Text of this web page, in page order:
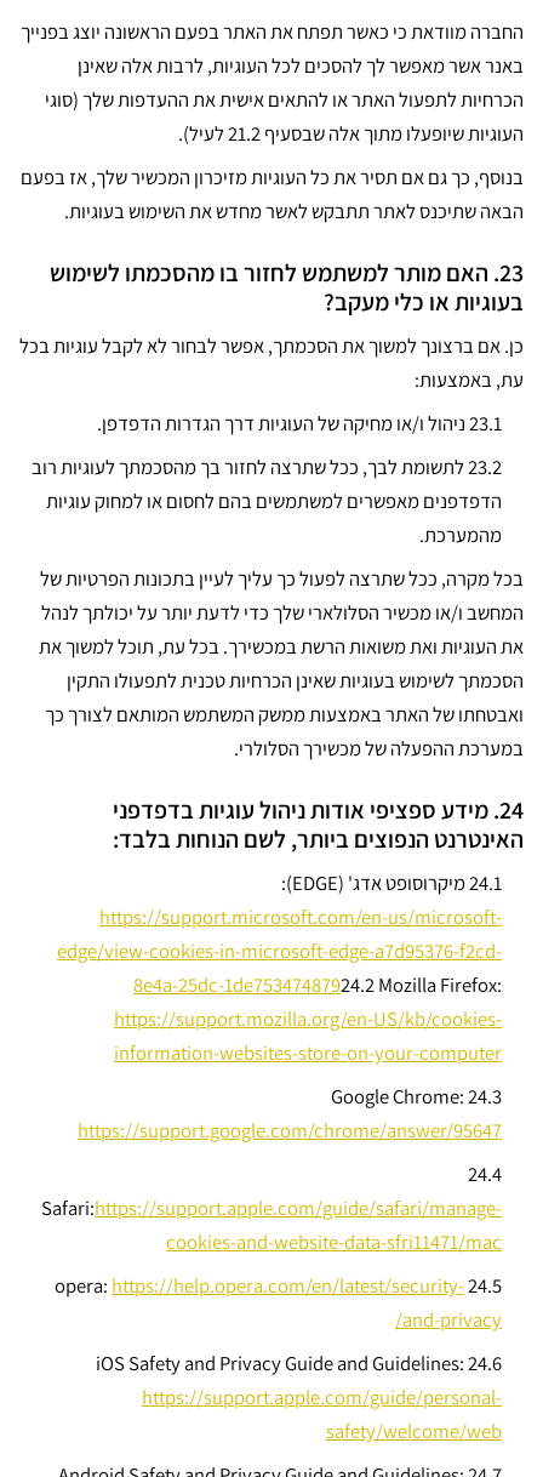
החברה מוודאת כי כאשר תפתח את האתר בפעם הראשונה יוצג בפנייך
באנר אשר מאפשר לך להסכים לכל העוגיות, לרבות אלה שאינן
הכרחיות לתפעול האתר או להתאים אישית את ההעדפות שלך (סוגי
העוגיות שיופעלו מתוך אלה שבסעיף 21.2 לעיל).
בנוסף, כך גם אם תסיר את כל העוגיות מזיכרון המכשיר שלך, אז בפעם
הבאה שתיכנס לאתר תתבקש לאשר מחדש את השימוש בעוגיות.
23. האם מותר למשתמש לחזור בו מהסכמתו לשימוש
בעוגיות או כלי מעקב?
כן. אם ברצונך למשוך את הסכמתך, אפשר לבחור לא לקבל עוגיות בכל
עת, באמצעות:
23.1 ניהול ו/או מחיקה של העוגיות דרך הגדרות הדפדפן.
23.2לתשומת לבך, ככל שתרצה לחזור בך מהסכמתך לעוגיות רוב
הדפדפנים מאפשרים למשתמשים בהם לחסום או למחוק עוגיות
מהמערכת.
בכל מקרה, ככל שתרצה לפעול כך עליך לעיין בתכונות הפרטיות של
המחשב ו/או מכשיר הסלולארי שלך כדי לדעת יותר על יכולתך לנהל
את העוגיות ואת משואות הרשת במכשירך. בכל עת, תוכל למשוך את
הסכמתך לשימוש בעוגיות שאינן הכרחיות טכנית לתפעולו התקין
ואבטחתו של האתר באמצעות ממשק המשתמש המותאם לצורך כך
במערכת ההפעלה של מכשירך הסלולרי.
24. מידע ספציפי אודות ניהול עוגיות בדפדפני
האינטרנט הנפוצים ביותר, לשם הנוחות בלבד:
24.1 מיקרוסופט אדג' (EDGE):
https://support.microsoft.com/en-us/microsoft-
edge/view-cookies-in-microsoft-edge-a7d95376-f2cd-
8e4a-25dc-1de75347487924.2Mozilla Firefox:
https://support.mozilla.org/en-US/kb/cookies-
information-websites-store-on-your-computer
24.3
Google Chrome:
https://support.google.com/chrome/answer/95647
24.4
Safari:https://support.apple.com/guide/safari/manage-
cookies-and-website-data-sfri11471/mac
24.5
opera: https://help.opera.com/en/latest/security-
and-privacy/
24.6
iOS Safety and Privacy Guide and Guidelines:
https://support.apple.com/guide/personal-
safety/welcome/web